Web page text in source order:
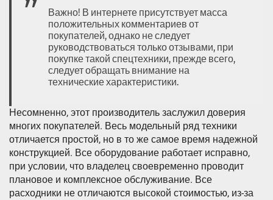
Важно! В интернете присутствует масса
положительных комментариев от
покупателей, однако не следует
руководствоваться только отзывами, при
покупке такой спецтехники, прежде всего,
следует обращать внимание на
технические характеристики.
Несомненно, этот производитель заслужил доверия
многих покупателей. Весь модельный ряд техники
отличается простой, но в то же самое время надежной
конструкцией. Все оборудование работает исправно,
при условии, что владелец своевременно проводит
плановое и комплексное обслуживание. Все
расходники не отличаются высокой стоимостью, из-за